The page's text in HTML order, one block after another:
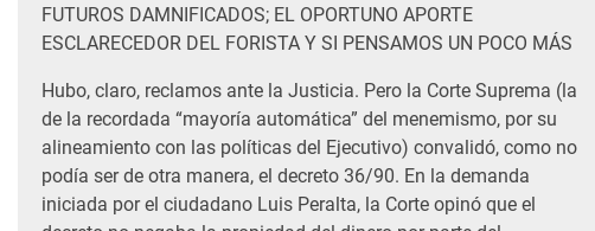
FUTUROS DAMNIFICADOS; EL OPORTUNO APORTE
ESCLARECEDOR DEL FORISTA Y SI PENSAMOS UN POCO MÁS
Hubo, claro, reclamos ante la Justicia. Pero la Corte Suprema (la
de la recordada “mayoría automática” del menemismo, por su
alineamiento con las políticas del Ejecutivo) convalidó, como no
podía ser de otra manera, el decreto 36/90. En la demanda
iniciada por el ciudadano Luis Peralta, la Corte opinó que el